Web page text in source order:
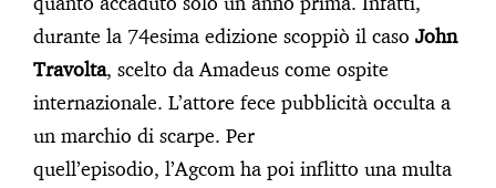
durante la 74esima edizione scoppiò il caso John
Travolta, scelto da Amadeus come ospite
internazionale. L’attore fece pubblicità occulta a
un marchio di scarpe. Per
quell’episodio, l’Agcom ha poi inflitto una multa